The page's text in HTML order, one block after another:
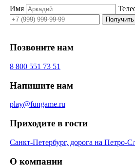
Имя
Позвоните нам
8 800 551 73 51
Напишите нам
play@fungame.ru
Приходите в гости
Санкт-Петербург, дорога на Петро-
О компании